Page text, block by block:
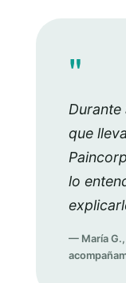
"
Durante
que
lo
— María